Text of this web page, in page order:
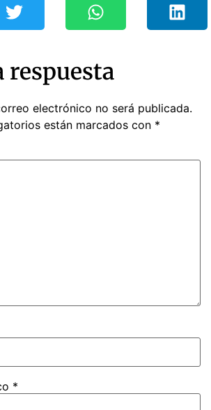
respuesta
electrónico no será publicada.
están marcados con *
*